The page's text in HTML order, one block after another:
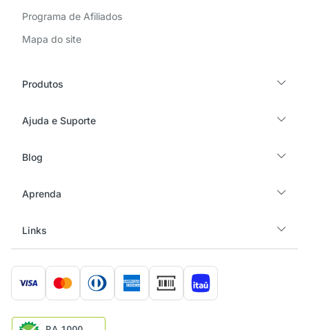
Programa de Afiliados
Mapa do site
Produtos
Ajuda e Suporte
Blog
Aprenda
Links